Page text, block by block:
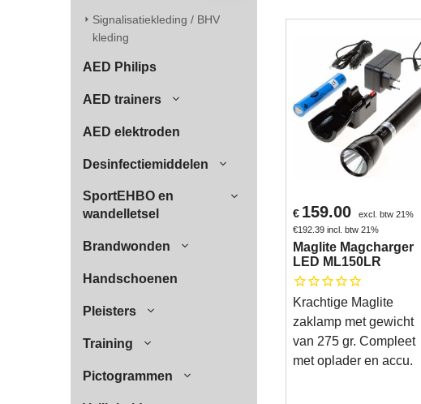
Signalisatiekleding / BHV
kleding
AED Philips
AED trainers
AED elektroden
Desinfectiemiddelen
SportEHBO en
wandelletsel
Brandwonden
Handschoenen
Pleisters
Training
Pictogrammen
€ 159.00
excl. btw 21%
€192.39 incl. btw 21%
Maglite Magcharger
LED ML150LR
Krachtige Maglite
zaklamp met gewicht
van 275 gr. Compleet
met oplader en accu.